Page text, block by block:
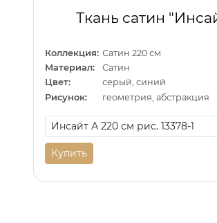
Ткань сатин
Коллекция: Сатин 220 см
Материал:
Сатин
Цвет:
серый, синий
Рисунок:
геометрия, абстракция
Купить